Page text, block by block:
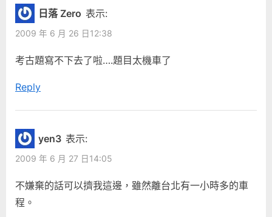
日落 Zero 表示:
2009 年 6 月 26 日12:38
考古題寫不下去了啦….題目太機車了
Reply
yen3 表示:
2009 年 6 月 27 日14:05
不嫌棄的話可以擠我這邊，雖然離台北有一小時多的車
程。